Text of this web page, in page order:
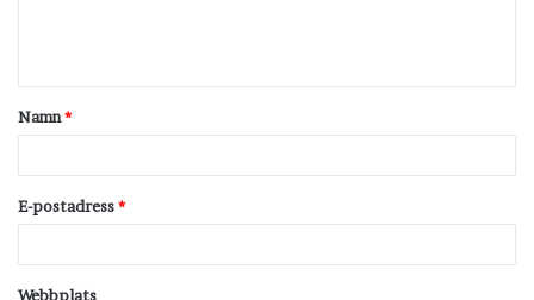
t
a
Namn*
E-postadress*
Webbplats